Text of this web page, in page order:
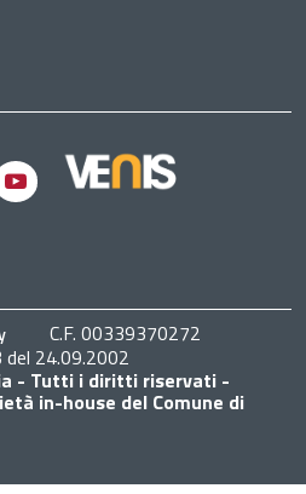
Youtube
C.F. 00339370272
del 24.09.2002
- Tutti i diritti riservati -
in-house del Comune di